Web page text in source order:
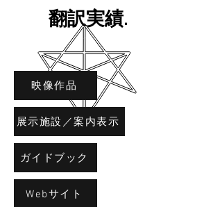
翻訳実績.
映像作品
展示施設／案内表示
ガイドブック
Webサイト